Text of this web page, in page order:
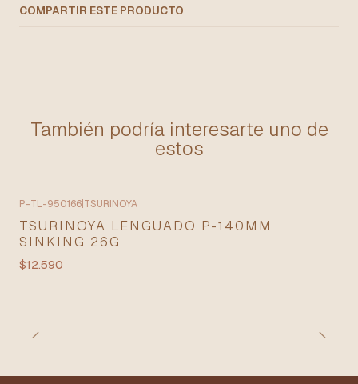
COMPARTIR ESTE PRODUCTO
También podría interesarte uno de
estos
P-TL-950166 TSURINOYA
TSURINOYA LENGUADO P-140MM
SINKING 26G
$12.590